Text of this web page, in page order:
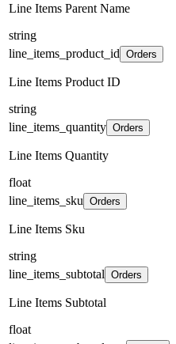
Line Items Parent Name
string
line_items_product_id Orders
Line Items Product ID
string
line_items_quantity Orders
Line Items Quantity
float
line_items_sku Orders
Line Items Sku
string
line_items_subtotal Orders
Line Items Subtotal
float